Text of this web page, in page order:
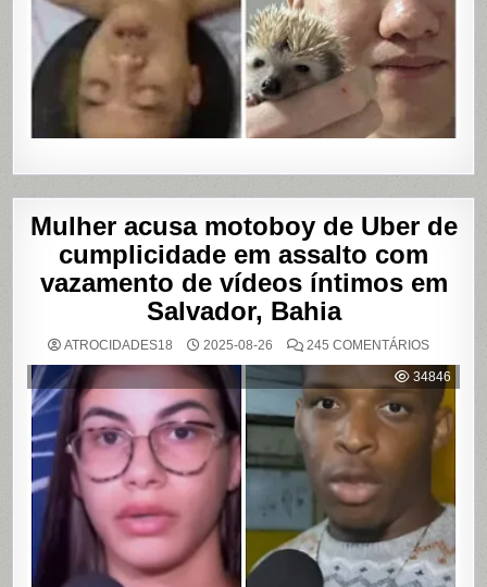
Mulher acusa motoboy de Uber de
cumplicidade em assalto com
vazamento de vídeos íntimos em
Salvador, Bahia
ATROCIDADES18 2025-08-26 245 COMENTÁRIOSEM
ACUSA
DE
UBER
DE
EM
DE
VÍDEOS
ÍNTIMOS
EM
BAHIA
34846